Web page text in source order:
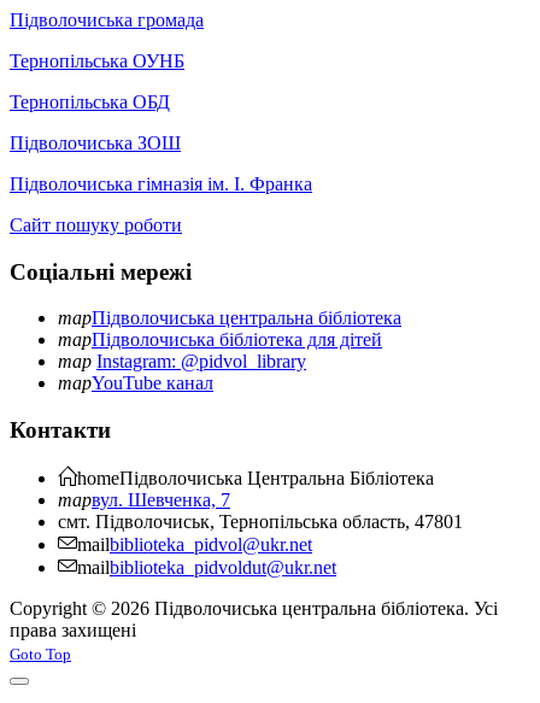
Підволочиська громада
Тернопільська ОУНБ
Тернопільська ОБД
Підволочиська ЗОШ
Підволочиська гімназія ім. І. Франка
Сайт пошуку роботи
Соціальні мережі
mapПідволочиська центральна бібліотека
mapПідволочиська бібліотека для дітей
map Instagram: @pidvol_library
mapYouTube канал
Контакти
homeПідволочиська Центральна Бібліотека
mapвул. Шевченка, 7
смт. Підволочиськ, Тернопільська область, 47801
mailbiblioteka_pidvol@ukr.net
mailbiblioteka_pidvoldut@ukr.net
Copyright © 2026 Підволочиська центральна бібліотека. Усі
права захищені
Joomla! 3 Templates
Goto Top